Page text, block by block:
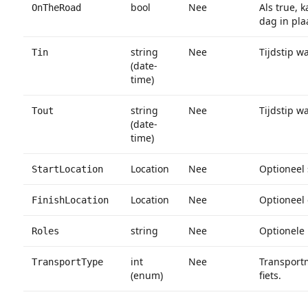
OnTheRoad bool Nee
Als true,
dag in
Tin
string
(date-
time)
Nee Tijdstip
Tout
string
(date-
time)
Nee Tijdstip
StartLocation Location Nee
FinishLocation Location Nee
Roles string Nee
TransportType
int
(enum)
Nee
fiets.